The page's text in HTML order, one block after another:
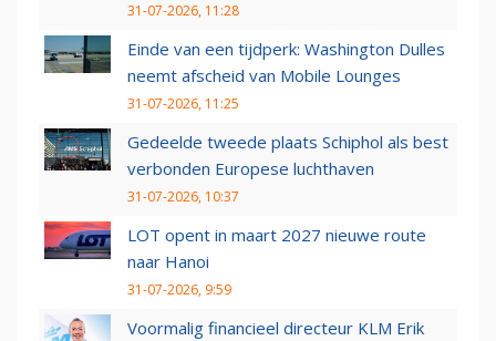
31-07-2026, 11:28
Einde van een tijdperk: Washington Dulles
neemt afscheid van Mobile Lounges
31-07-2026, 11:25
Gedeelde tweede plaats Schiphol als best
verbonden Europese luchthaven
31-07-2026, 10:37
LOT opent in maart 2027 nieuwe route
naar Hanoi
31-07-2026, 9:59
Voormalig financieel directeur KLM Erik